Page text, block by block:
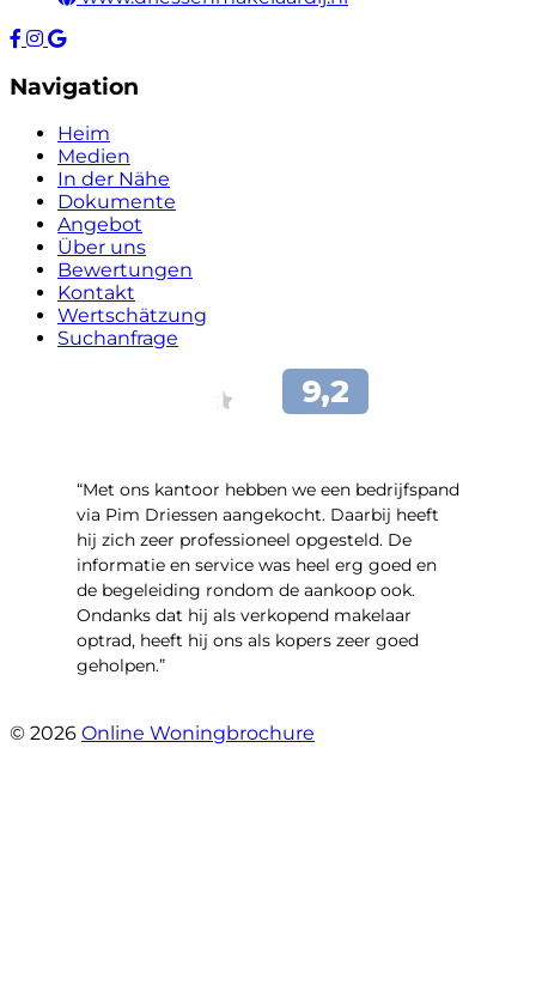
Navigation
Heim
Medien
In der Nähe
Dokumente
Angebot
Über uns
Bewertungen
Kontakt
Wertschätzung
Suchanfrage
“Met ons kantoor hebben we een bedrijfspand
via Pim Driessen aangekocht. Daarbij heeft
hij zich zeer professioneel opgesteld. De
informatie en service was heel erg goed en
de begeleiding rondom de aankoop ook.
Ondanks dat hij als verkopend makelaar
optrad, heeft hij ons als kopers zeer goed
geholpen.”
© 2026 Online Woningbrochure